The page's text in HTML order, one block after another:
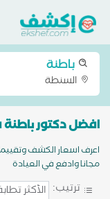
باطنة
السنطة
افضل دكتور
اعرف اسعار الكشف
مجانا وادفع في العيادة
ترتيب: